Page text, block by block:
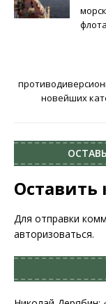
флота
новейших
Для отправки
авторизоваться.